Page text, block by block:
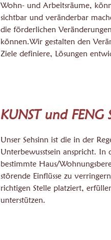
Wohn- und Arbeitsräume,
sichtbar und veränderbar
die förderlichen
können.Wir gestalten den
Ziele definiere, Lösungen
KUNST und FENG
Unser Sehsinn ist die in der
Unterbewusstsein anspricht. In
bestimmte Haus/
störende Einflüsse zu
richtigen Stelle platziert,
unterstützen.